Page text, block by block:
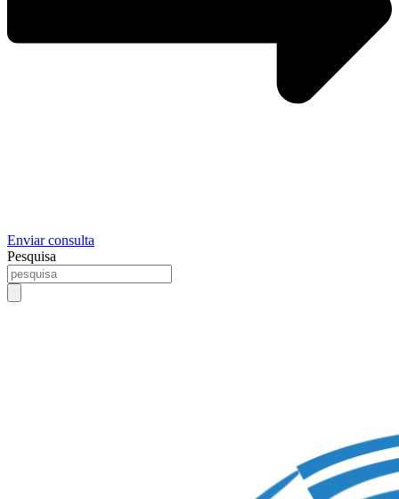
Enviar consulta
Pesquisa